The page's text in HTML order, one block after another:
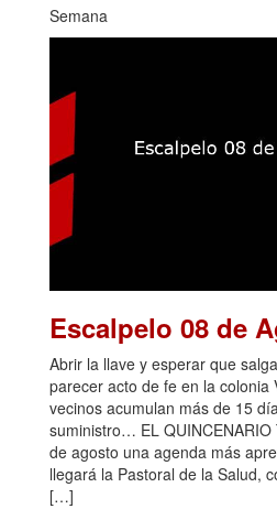
Semana
Escalpelo 08 de
Abrir la llave y esperar que
parecer acto de fe en la colonia
vecinos acumulan más de 15
suministro… EL QUINCENARIO
de agosto una agenda más
llegará la Pastoral de la Salud,
[…]